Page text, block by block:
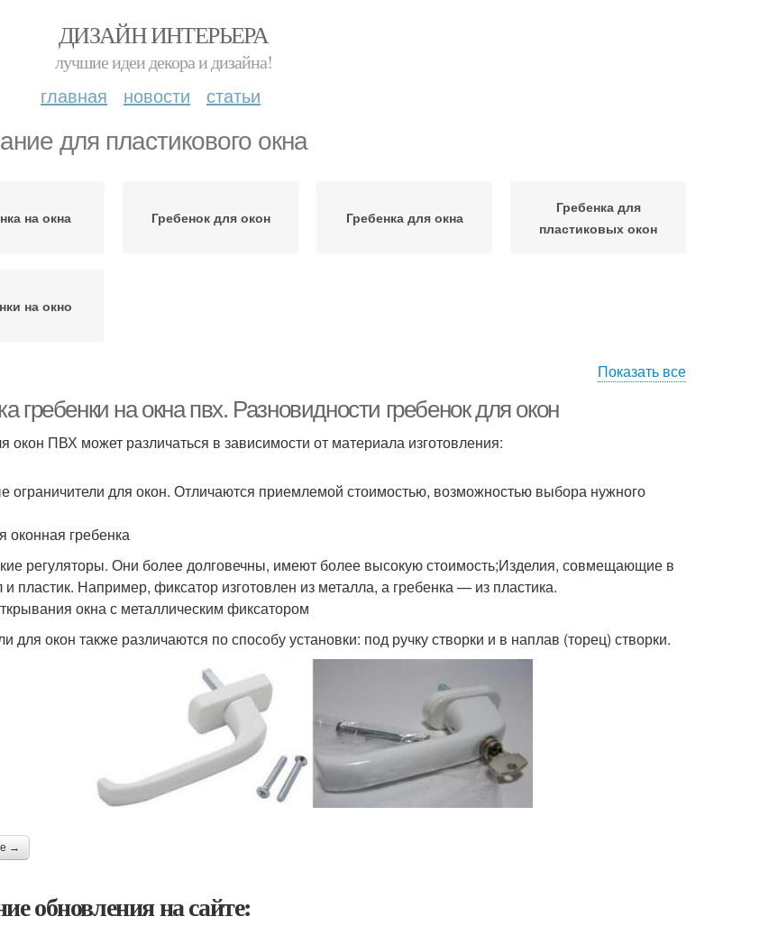
ДИЗАЙН ИНТЕРЬЕРА
лучшие идеи декора и дизайна!
главная новости статьи
для пластикового окна
на окна Гребенок для окон Гребенка для окна
Гребенка для
пластиковых окон
на окно
Показать все
гребенки на окна пвх. Разновидности гребенок для окон
окон ПВХ может различаться в зависимости от материала изготовления:
ограничители для окон. Отличаются приемлемой стоимостью, возможностью выбора нужного
оконная гребенка
регуляторы. Они более долговечны, имеют более высокую стоимость;Изделия, совмещающие в
и пластик. Например, фиксатор изготовлен из металла, а гребенка — из пластика.
окна с металлическим фиксатором
для окон также различаются по способу установки: под ручку створки и в наплав (торец) створки.
→
обновления на сайте: